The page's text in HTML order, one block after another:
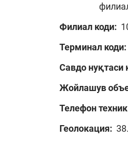
Филиал коди:
Терминал коди:
Савдо нуқтаси
Жойлашув
Телефон
Геолокация: